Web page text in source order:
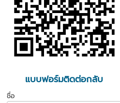
แบบฟอร์มติดต่อกลับ
ชื่อ